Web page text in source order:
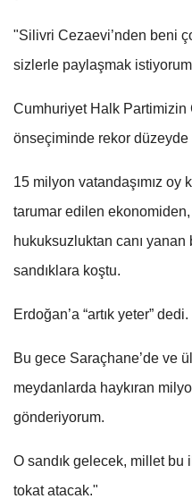
"Silivri Cezaevi’nden beni
sizlerle paylaşmak
Cumhuriyet Halk Partimizin
önseçiminde rekor düzeyde
15 milyon vatandaşımız oy
tarumar edilen
hukuksuzluktan canı
sandıklara koştu.
Erdoğan’a “artık yeter” dedi.
Bu gece Saraçhane’de ve
meydanlarda haykıran
gönderiyorum.
O sandık gelecek, millet bu
tokat atacak."